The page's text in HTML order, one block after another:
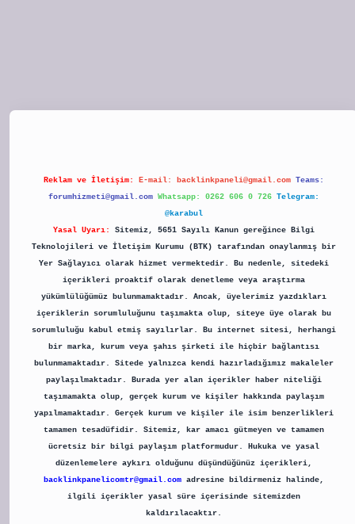
Reklam ve İletişim: E-mail: backlinkpaneli@gmail.com Teams:
forumhizmeti@gmail.com Whatsapp: 0262 606 0 726 Telegram:
@karabul
Yasal Uyarı:
Sitemiz, 5651 Sayılı Kanun gereğince Bilgi
Teknolojileri ve İletişim Kurumu (BTK) tarafından onaylanmış bir
Yer Sağlayıcı olarak hizmet vermektedir. Bu nedenle, sitedeki
içerikleri proaktif olarak denetleme veya araştırma
yükümlülüğümüz bulunmamaktadır. Ancak, üyelerimiz yazdıkları
içeriklerin sorumluluğunu taşımakta olup, siteye üye olarak bu
sorumluluğu kabul etmiş sayılırlar. Bu internet sitesi, herhangi
bir marka, kurum veya şahıs şirketi ile hiçbir bağlantısı
bulunmamaktadır. Sitede yalnızca kendi hazırladığımız makaleler
paylaşılmaktadır. Burada yer alan içerikler haber niteliği
taşımamakta olup, gerçek kurum ve kişiler hakkında paylaşım
yapılmamaktadır. Gerçek kurum ve kişiler ile isim benzerlikleri
tamamen tesadüfidir. Sitemiz, kar amacı gütmeyen ve tamamen
ücretsiz bir bilgi paylaşım platformudur. Hukuka ve yasal
düzenlemelere aykırı olduğunu düşündüğünüz içerikleri,
backlinkpanelicomtr@gmail.com adresine bildirmeniz halinde,
ilgili içerikler yasal süre içerisinde sitemizden
kaldırılacaktır.